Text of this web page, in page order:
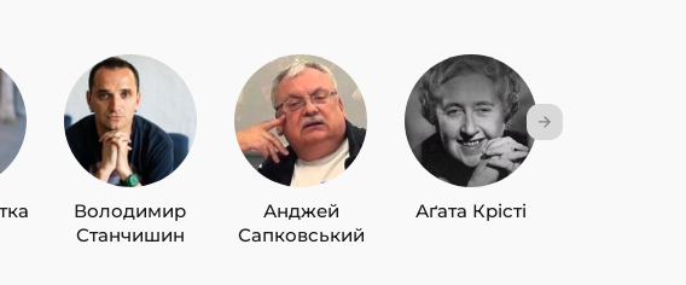
Володимир
Станчишин
Анджей
Сапковський
Аґата Крісті